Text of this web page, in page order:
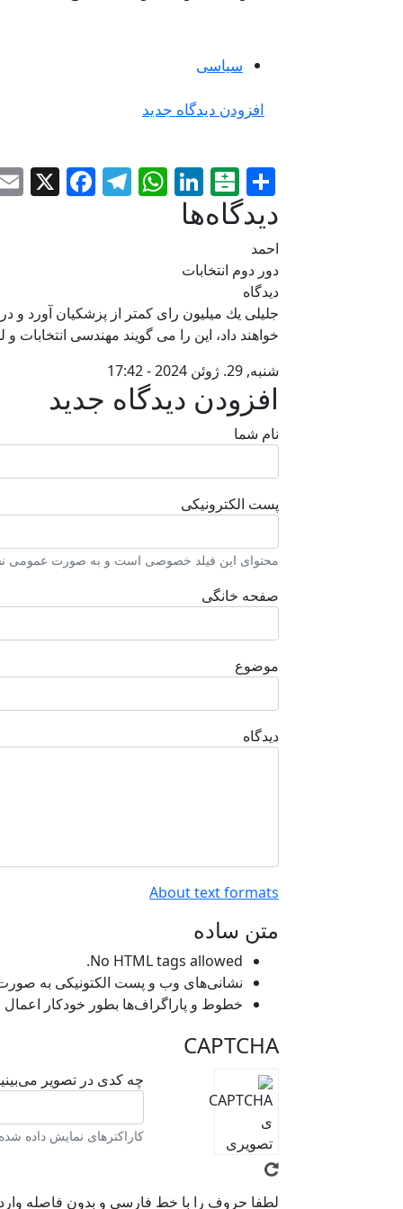
سياسی
افزودن دیدگاه جدید
Share
Balatarin
LinkedIn
WhatsApp
X
دیدگاه‌ها
احمد
دور دوم انتخابات
دیدگاه
جليلى يك ميليون راى كمتر از پزشكيان آورد و
خواهند داد، اين را مى گويند مهندسى انتخابات
شنبه, 29. ژوئن 2024 - 17:42
افزودن دیدگاه جدید
نام شما
پست الکترونیکی
محتوای این فیلد خصوصی است و به صورت عمومی
صفحه خانگی
موضوع
دیدگاه
About text formats
متن ساده
No HTML tags allowed.
نشانی‌های وب و پست الکتونیکی به صورت
خطوط و پاراگراف‌ها بطور خودکار
CAPTCHA
چه کدی در تصویر
کاراکترهای نمایش داده
لطفا حروف را با خط فارسی و بدون فاصله وارد